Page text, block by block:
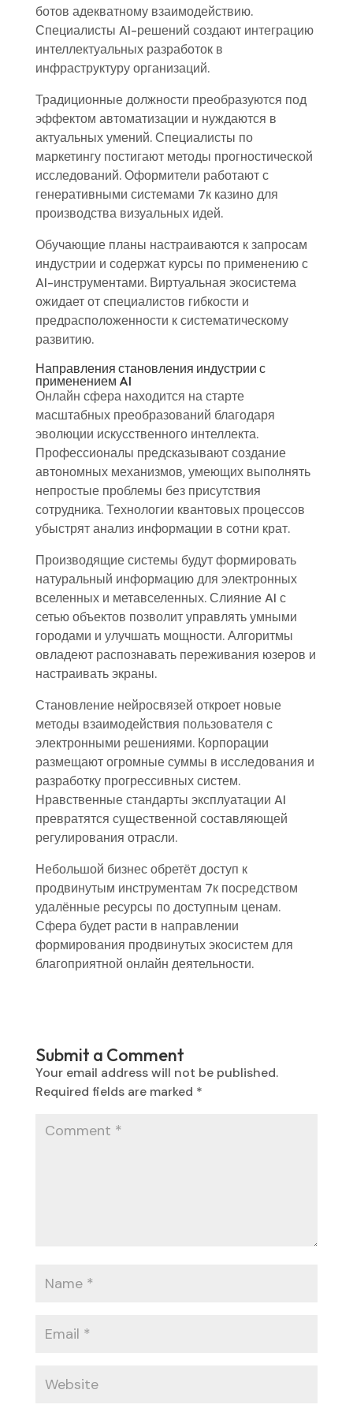
ботов адекватному взаимодействию.
Специалисты AI-решений создают интеграцию
интеллектуальных разработок в
инфраструктуру организаций.
Традиционные должности преобразуются под
эффектом автоматизации и нуждаются в
актуальных умений. Специалисты по
маркетингу постигают методы прогностической
исследований. Оформители работают с
генеративными системами 7к казино для
производства визуальных идей.
Обучающие планы настраиваются к запросам
индустрии и содержат курсы по применению с
AI-инструментами. Виртуальная экосистема
ожидает от специалистов гибкости и
предрасположенности к систематическому
развитию.
Направления становления индустрии с
применением AI
Онлайн сфера находится на старте
масштабных преобразований благодаря
эволюции искусственного интеллекта.
Профессионалы предсказывают создание
автономных механизмов, умеющих выполнять
непростые проблемы без присутствия
сотрудника. Технологии квантовых процессов
убыстрят анализ информации в сотни крат.
Производящие системы будут формировать
натуральный информацию для электронных
вселенных и метавселенных. Слияние AI с
сетью объектов позволит управлять умными
городами и улучшать мощности. Алгоритмы
овладеют распознавать переживания юзеров и
настраивать экраны.
Становление нейросвязей откроет новые
методы взаимодействия пользователя с
электронными решениями. Корпорации
размещают огромные суммы в исследования и
разработку прогрессивных систем.
Нравственные стандарты эксплуатации AI
превратятся существенной составляющей
регулирования отрасли.
Небольшой бизнес обретёт доступ к
продвинутым инструментам 7к посредством
удалённые ресурсы по доступным ценам.
Сфера будет расти в направлении
формирования продвинутых экосистем для
благоприятной онлайн деятельности.
Submit a Comment
Your email address will not be published.
Required fields are marked *